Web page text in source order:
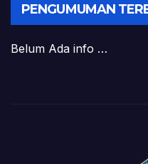
PENGUMUMAN
Belum Ada info …